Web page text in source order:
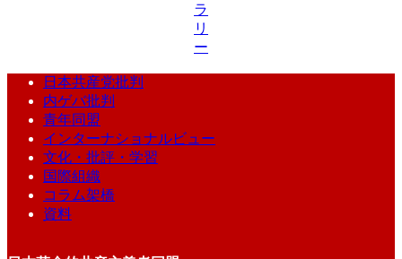
ラ
リ
ー
日本共産党批判
内ゲバ批判
青年同盟
インターナショナルビュー
文化・批評・学習
国際組織
コラム架橋
資料